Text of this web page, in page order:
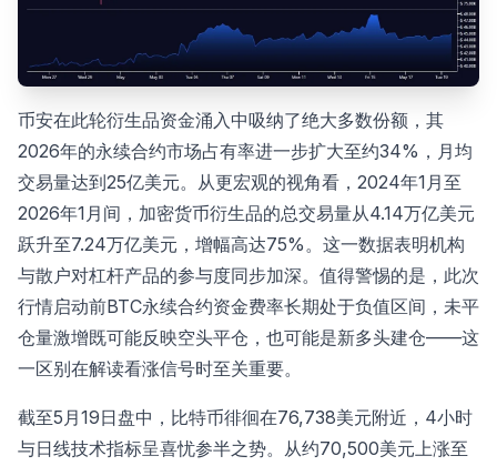
币安在此轮衍生品资金涌入中吸纳了绝大多数份额，其
2026年的永续合约市场占有率进一步扩大至约34%，月均
交易量达到25亿美元。从更宏观的视角看，2024年1月至
2026年1月间，加密货币衍生品的总交易量从4.14万亿美元
跃升至7.24万亿美元，增幅高达75%。这一数据表明机构
与散户对杠杆产品的参与度同步加深。值得警惕的是，此次
行情启动前BTC永续合约资金费率长期处于负值区间，未平
仓量激增既可能反映空头平仓，也可能是新多头建仓——这
一区别在解读看涨信号时至关重要。
截至5月19日盘中，比特币徘徊在76,738美元附近，4小时
与日线技术指标呈喜忧参半之势。从约70,500美元上涨至